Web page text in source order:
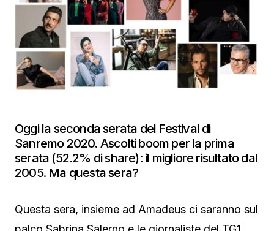
Oggi la seconda serata del Festival di
Sanremo 2020. Ascolti boom per la prima
serata (52.2% di share): il migliore risultato dal
2005. Ma questa sera?
Questa sera, insieme ad Amadeus ci saranno sul